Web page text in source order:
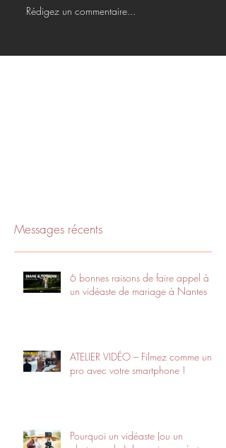
Rédigez un commentaire...
Messages récents
6 bonnes raisons de faire appel à
un vidéaste de mariage à Nantes
ATELIER VIDÉO – Filmez comme un
pro avec votre smartphone !
Pourquoi un vidéaste (ou un